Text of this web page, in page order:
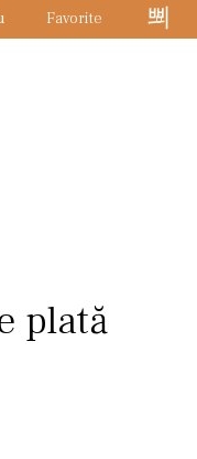
Favorite 0
plată